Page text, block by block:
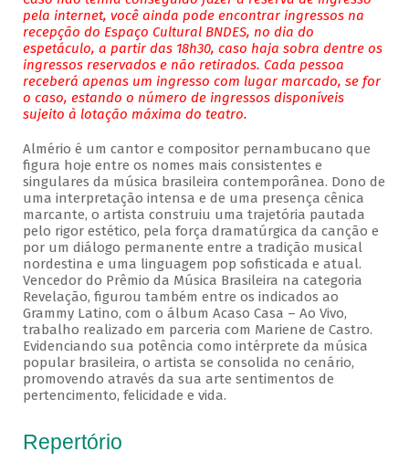
pela internet, você ainda pode encontrar ingressos na
recepção do Espaço Cultural BNDES, no dia do
espetáculo, a partir das 18h30, caso haja sobra dentre os
ingressos reservados e não retirados. Cada pessoa
receberá apenas um ingresso com lugar marcado, se for
o caso, estando o número de ingressos disponíveis
sujeito à lotação máxima do teatro.
Almério é um cantor e compositor pernambucano que
figura hoje entre os nomes mais consistentes e
singulares da música brasileira contemporânea. Dono de
uma interpretação intensa e de uma presença cênica
marcante, o artista construiu uma trajetória pautada
pelo rigor estético, pela força dramatúrgica da canção e
por um diálogo permanente entre a tradição musical
nordestina e uma linguagem pop sofisticada e atual.
Vencedor do Prêmio da Música Brasileira na categoria
Revelação, figurou também entre os indicados ao
Grammy Latino, com o álbum Acaso Casa – Ao Vivo,
trabalho realizado em parceria com Mariene de Castro.
Evidenciando sua potência como intérprete da música
popular brasileira, o artista se consolida no cenário,
promovendo através da sua arte sentimentos de
pertencimento, felicidade e vida.
Repertório